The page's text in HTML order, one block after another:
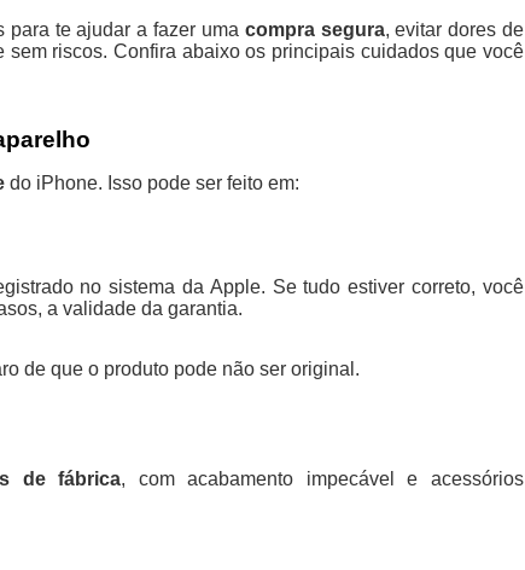
para te ajudar a fazer uma compra segura, evitar dores de
riscos. Confira abaixo os principais cuidados que você
do iPhone. Isso pode ser feito em:
no sistema da Apple. Se tudo estiver correto, você
a validade da garantia.
de que o produto pode não ser original.
de fábrica, com acabamento impecável e acessórios